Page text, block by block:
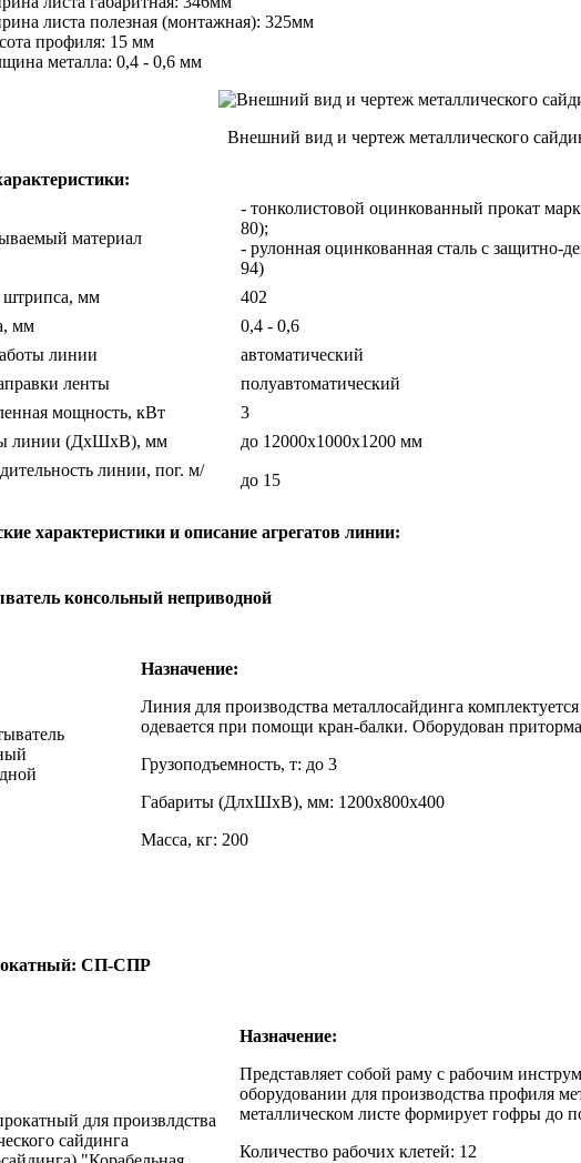
листа полезная (монтажная): 325мм
профиля: 15 мм
металла: 0,4 - 0,6 мм
Внешний вид и чертеж металлического
материал
- тонколистовой оцинкованный прокат
80);
- рулонная оцинкованная сталь с
94)
мм
402
мм
0,4 - 0,6
линии
автоматический
ленты
полуавтоматический
мощность, кВт
3
линии (ДхШхВ), мм
до 12000х1000х1200 мм
линии, пог. м/
до 15
характеристики и описание агрегатов линии:
консольный неприводной
Назначение:
Линия для производства металлосайдинга
одевается при помощи кран-балки. Оборудован
Грузоподъемность, т: до 3
Габариты (ДлхШхВ), мм: 1200х800х400
Масса, кг: 200
СП-СПР
Назначение:
Представляет собой раму с рабочим
оборудовании для производства профиля
металлическом листе формирует гофры до
Количество рабочих клетей: 12